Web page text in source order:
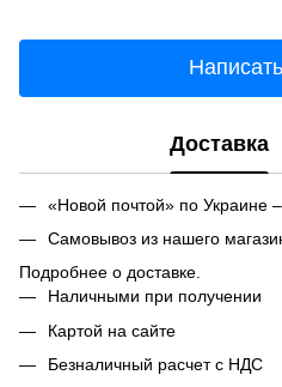
Доставка
«Новой почтой» по Украине
Самовывоз из нашего
Подробнее о доставке.
Наличными при получении
Картой на сайте
Безналичный расчет с НДС